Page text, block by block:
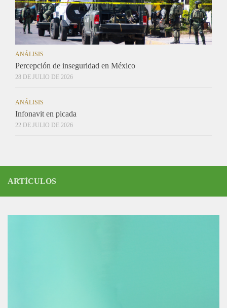
ANÁLISIS
Percepción de inseguridad en México
28 DE JULIO DE 2026
ANÁLISIS
Infonavit en picada
22 DE JULIO DE 2026
ARTÍCULOS